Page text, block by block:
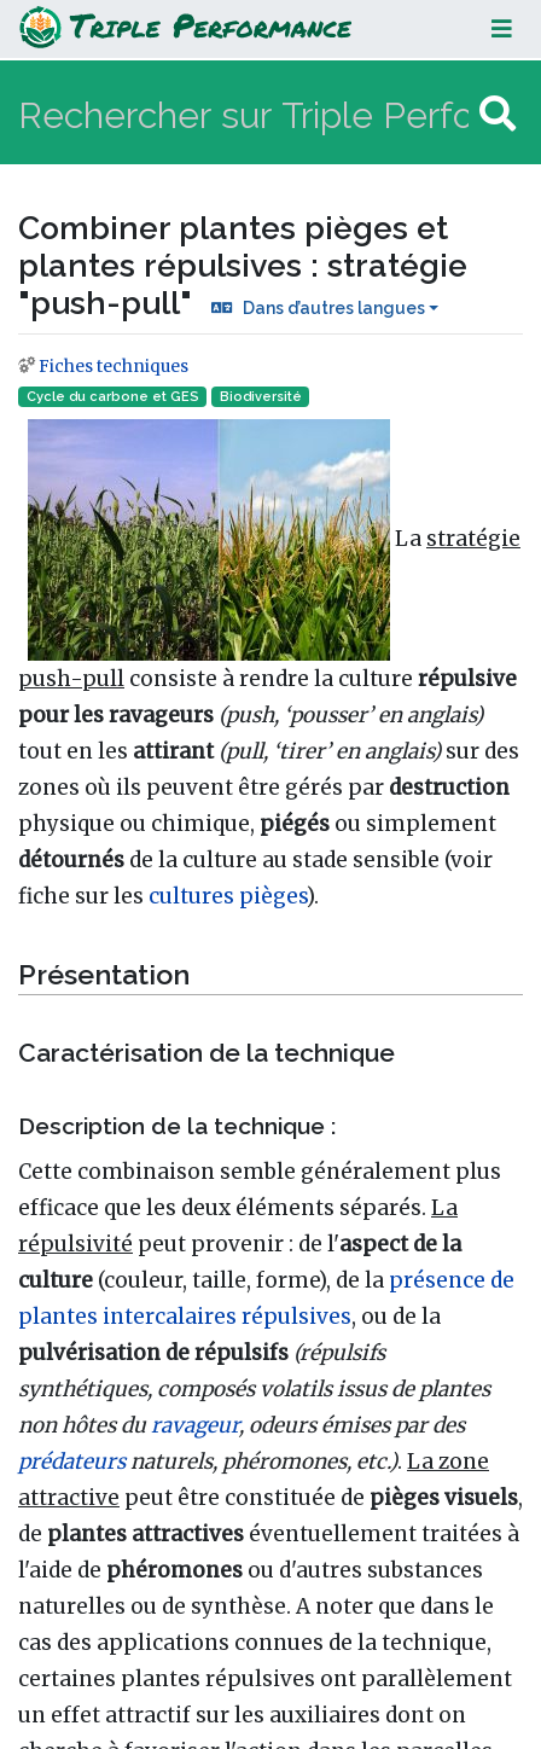
Combiner plantes pièges et plantes
répulsives : stratégie "push-pull"
Combiner plantes pièges et
plantes répulsives : stratégie
"push-pull"
Dans d’autres langues
Aller à :navigation
Fiches techniques
Cycle du carbone et GES Biodiversité
La stratégie
push-pull consiste à rendre la culture répulsive
pour les ravageurs (push, ‘pousser’ en anglais)
tout en les attirant (pull, ‘tirer’ en anglais)sur des
zones où ils peuvent être gérés par destruction
physique ou chimique, piégés ou simplement
détournés de la culture au stade sensible (voir
fiche sur les cultures pièges).
Présentation
Caractérisation de la technique
Description de la technique :
Cette combinaison semble généralement plus
efficace que les deux éléments séparés. La
répulsivité peut provenir : de l'aspect de la
culture (couleur, taille, forme), de la présence de
plantes intercalaires répulsives, ou de la
pulvérisation de répulsifs (répulsifs
synthétiques, composés volatils issus de plantes
non hôtes duravageur, odeurs émises par des
prédateursnaturels, phéromones, etc.). La zone
attractive peut être constituée de pièges visuels,
de plantes attractives éventuellement traitées à
l'aide de phéromones ou d'autres substances
naturelles ou de synthèse. A noter que dans le
cas des applications connues de la technique,
certaines plantes répulsives ont parallèlement
un effet attractif sur les auxiliaires dont on